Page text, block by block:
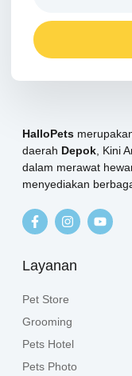
HalloPets
daerah Depok, Kini
dalam merawat
menyediakan
Layanan
Pet Store
Grooming
Pets Hotel
Pets Photo